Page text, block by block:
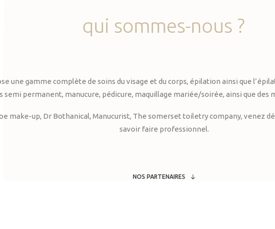
qui sommes-nous ?
une gamme complète de soins du visage et du corps, épilation ainsi que
semi permanent, manucure, pédicure, maquillage mariée/soirée, ainsi que des
make-up, Dr Bothanical, Manucurist, The somerset toiletry company, venez
savoir faire professionnel.
NOS PARTENAIRES